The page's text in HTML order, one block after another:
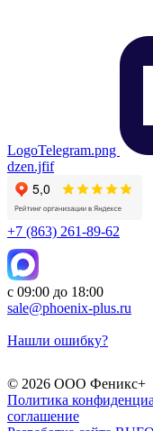
LogoTelegram.png
dzen.jfif
+7 (863) 261-89-62
с 09:00 до 18:00
sale@phoenix-plus.ru
Нашли ошибку?
© 2026 ООО Феникс+
Политика
соглашение